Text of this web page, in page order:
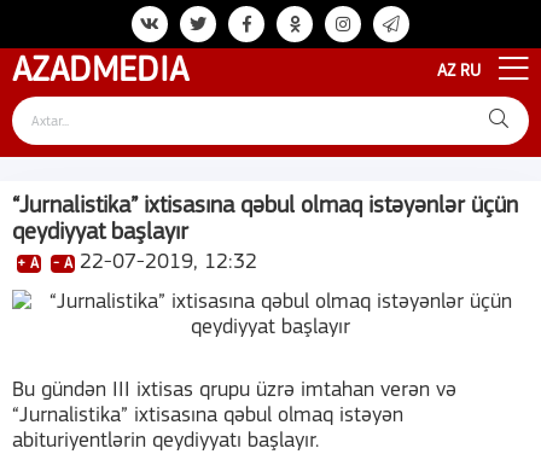
AZADMEDIA AZ RU
“Jurnalistika” ixtisasına qəbul olmaq istəyənlər üçün
qeydiyyat başlayır
+ A - A 22-07-2019, 12:32
Bu gündən III ixtisas qrupu üzrə imtahan verən və
“Jurnalistika” ixtisasına qəbul olmaq istəyən
abituriyentlərin qeydiyyatı başlayır.